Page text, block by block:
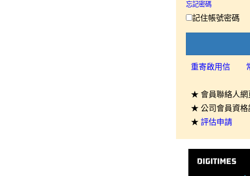
忘記密碼
記住帳號密碼
重寄啟用信
★ 會員聯絡人網
★ 公司會員資格
★ 評估申請